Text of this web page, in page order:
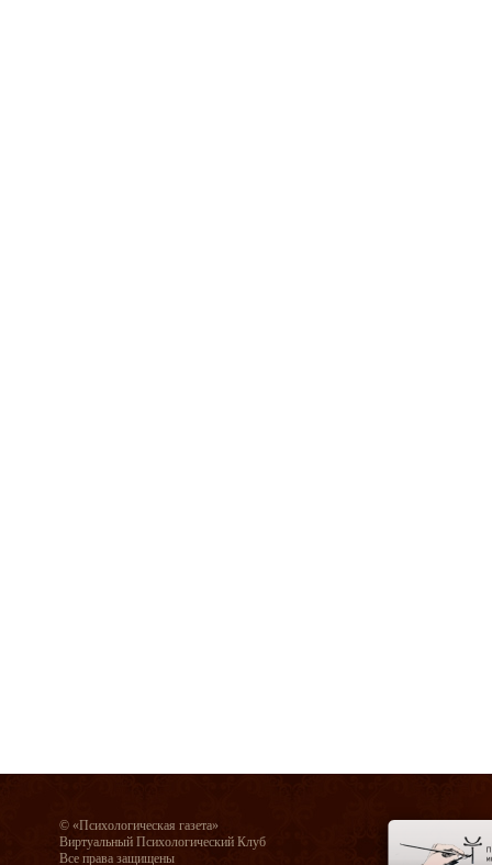
© «Психологическая газета»
Виртуальный Психологический Клуб
Все права защищены